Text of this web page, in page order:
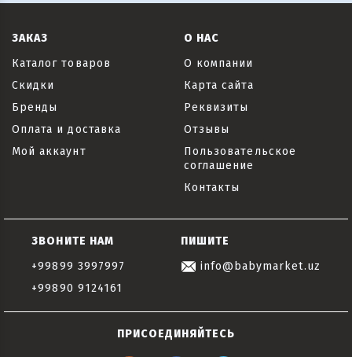
ЗАКАЗ
Каталог товаров
Скидки
Бренды
Оплата и доставка
Мой аккаунт
О НАС
О компании
Карта сайта
Реквизиты
Отзывы
Пользовательское
соглашение
Контакты
ЗВОНИТЕ НАМ
+99899 3997997
+99890 9124161
ПИШИТЕ
info@babymarket.uz
ПРИСОЕДИНЯЙТЕСЬ